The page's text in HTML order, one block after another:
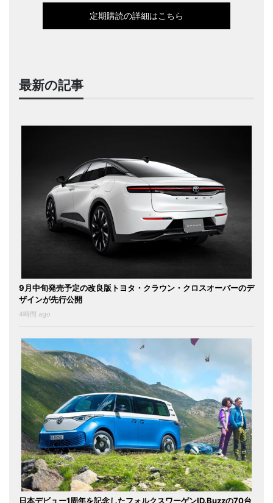
定期購読の詳細はこちら
最新の記事
9月中旬発売予定の改良版トヨタ・クラウン・クロスオーバーのデ
ザインが先行公開
4時間 ago
日本デビュー1周年を記念したフォルクスワーゲンID.Buzzの70台